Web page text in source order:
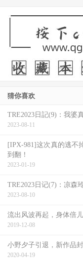
猜你喜欢
TRE2023日記(9)：我婆
2023-08-11
[IPX-981]这次真的逃不
到翻！
2023-01-19
TRE2023日记(7)：凉森
2023-08-10
流出风波再起，身体倍
2019-12-08
小野夕子引退，新作品
2020-04-19